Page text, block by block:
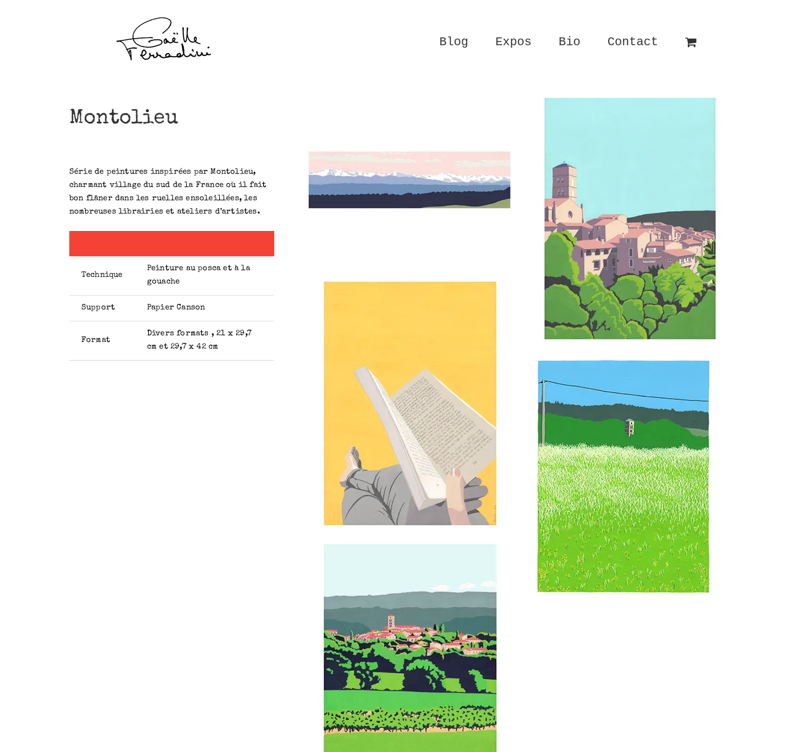
Blog Expos Bio Contact
Montolieu
Série de peintures inspirées par Montolieu,
charmant village du sud de la France où il fait
bon flâner dans les ruelles ensoleillées, les
nombreuses librairies et ateliers d’artistes.
Technique
Peinture au posca et à la
gouache
Support Papier Canson
Format
Divers formats , 21 x 29,7
cm et 29,7 x 42 cm
Au loin les Pyrénées
Série Montolieu
Clocher
Série Montolieu